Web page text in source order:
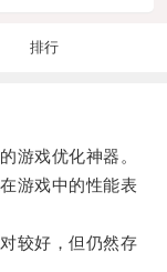
排行
戏优化神器。
游戏中的性能表
较好，但仍然存